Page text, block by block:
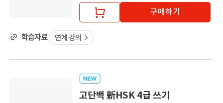
구매하기
고단백 新HSK 4급 쓰기